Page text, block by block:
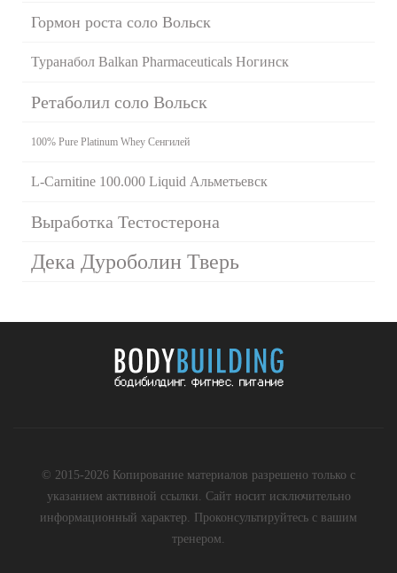
Гормон роста соло Вольск
Туранабол Balkan Pharmaceuticals Ногинск
Ретаболил соло Вольск
100% Pure Platinum Whey Сенгилей
L-Carnitine 100.000 Liquid Альметьевск
Выработка Тестостерона
Дека Дуроболин Тверь
© 2015-2026 Копирование материалов разрешено только с
указанием активной ссылки. Сайт носит исключительно
информационный характер. Проконсультируйтесь с вашим
тренером.